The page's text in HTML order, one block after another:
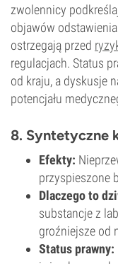
zwolennicy
objawów
ostrzegają przed
regulacjach. Status
od kraju, a dyskusje
potencjału
8. Syntetyczne
Efekty:
przyspieszone
Dlaczego to
substancje z
groźniejsze od
Status prawny: